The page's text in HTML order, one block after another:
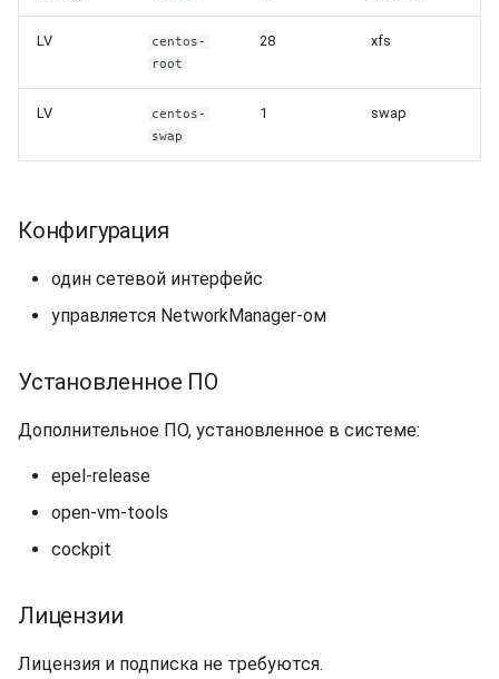
LV
centos-
root
28 xfs
LV
centos-
swap
1 swap
Конфигурация
один сетевой интерфейс
управляется NetworkManager-ом
Установленное ПО
Дополнительное ПО, установленное в системе:
epel-release
open-vm-tools
cockpit
Лицензии
Лицензия и подписка не требуются.